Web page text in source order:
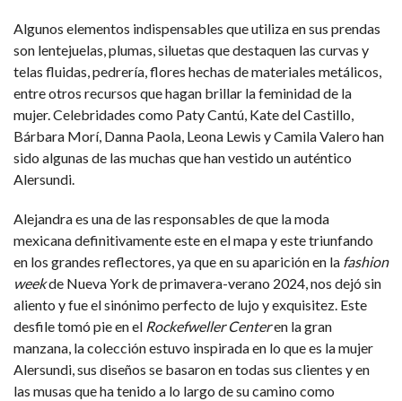
Algunos elementos indispensables que utiliza en sus prendas
son lentejuelas, plumas, siluetas que destaquen las curvas y
telas fluidas, pedrería, flores hechas de materiales metálicos,
entre otros recursos que hagan brillar la feminidad de la
mujer. Celebridades como Paty Cantú, Kate del Castillo,
Bárbara Morí, Danna Paola, Leona Lewis y Camila Valero han
sido algunas de las muchas que han vestido un auténtico
Alersundi.
Alejandra es una de las responsables de que la moda
mexicana definitivamente este en el mapa y este triunfando
en los grandes reflectores, ya que en su aparición en la fashion
weekde Nueva York de primavera-verano 2024, nos dejó sin
aliento y fue el sinónimo perfecto de lujo y exquisitez. Este
desfile tomó pie en el Rockefweller Centeren la gran
manzana, la colección estuvo inspirada en lo que es la mujer
Alersundi, sus diseños se basaron en todas sus clientes y en
las musas que ha tenido a lo largo de su camino como